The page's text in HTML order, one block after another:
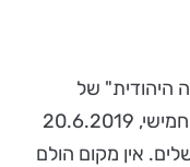
היהודית" של
ג'וזפה ורדי, תעלה בהפקת ענק ביום חמישי, 20.6.2019
אין מקום הולם